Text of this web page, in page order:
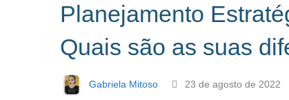
Planejamento
Quais são as suas
Gabriela Mitoso 23 de agosto de 2022